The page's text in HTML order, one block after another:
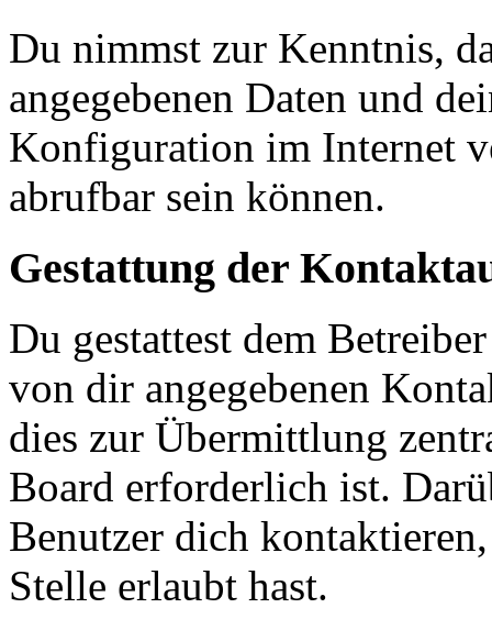
Du nimmst zur Kenntnis,
angegebenen Daten und
Konfiguration im Internet
abrufbar sein können.
Gestattung der
Du gestattest dem
von dir angegebenen
dies zur Übermittlung
Board erforderlich ist.
Benutzer dich
Stelle erlaubt hast.